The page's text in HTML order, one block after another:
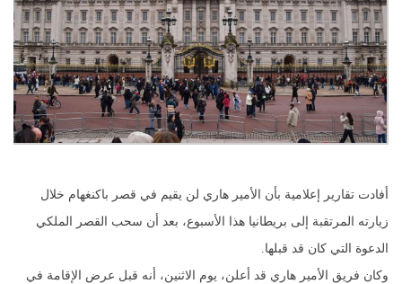
أفادت تقارير إعلامية بأن الأمير هاري لن يقيم في قصر باكنغهام خلال
زيارته المرتقبة إلى بريطانيا هذا الأسبوع، بعد أن سحب القصر الملكي
الدعوة التي كان قد قبلها.
وكان فريق الأمير هاري قد أعلن، يوم الاثنين، أنه قبل عرض الإقامة في